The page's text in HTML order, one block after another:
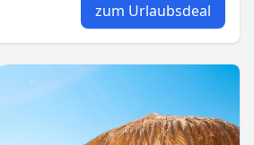
zum Urlaubsdeal